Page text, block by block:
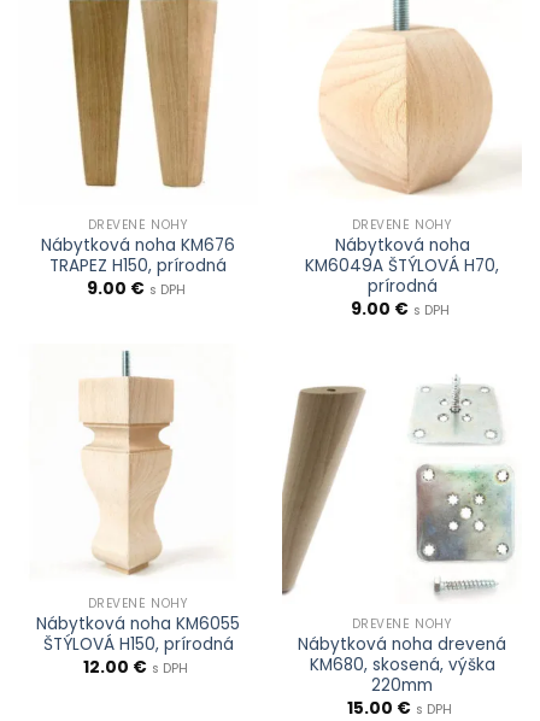
DREVENÉ NOHY
Nábytková noha KM676
TRAPEZ H150, prírodná
9.00 € s DPH
DREVENÉ NOHY
Nábytková noha
KM6049A ŠTÝLOVÁ H70,
prírodná
9.00 € s DPH
DREVENÉ NOHY
Nábytková noha KM6055
ŠTÝLOVÁ H150, prírodná
12.00 € s DPH
DREVENÉ NOHY
Nábytková noha drevená
KM680, skosená, výška
220mm
15.00 € s DPH